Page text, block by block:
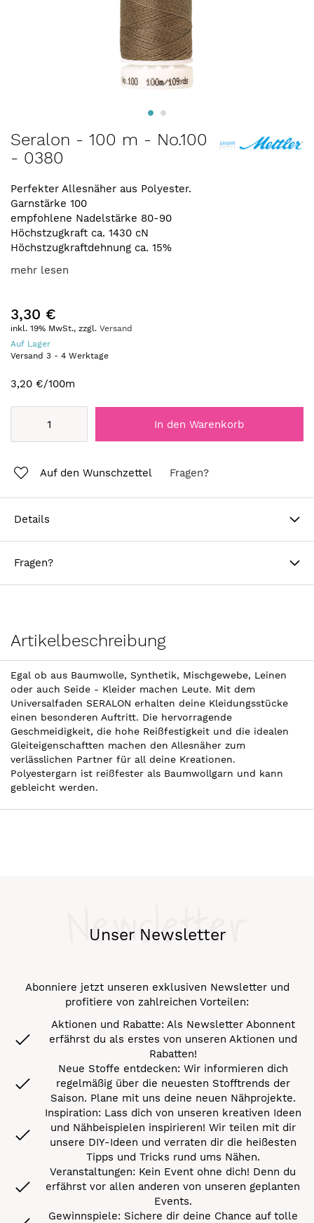
Anfang
der
springen
Seralon - 100 m - No.100
- 0380
Perfekter Allesnäher aus Polyester.
Garnstärke 100
empfohlene Nadelstärke 80-90
Höchstzugkraft ca. 1430 cN
Höchstzugkraftdehnung ca. 15%
mehr lesen
3,30 €
inkl. 19% MwSt., zzgl. Versand
Auf Lager
Versand 3 - 4 Werktage
3,20 €/100m
In den Warenkorb
Auf den Wunschzettel Fragen?
Details
Fragen?
Artikelbeschreibung
Egal ob aus Baumwolle, Synthetik, Mischgewebe, Leinen
oder auch Seide - Kleider machen Leute. Mit dem
Universalfaden SERALON erhalten deine Kleidungsstücke
einen besonderen Auftritt. Die hervorragende
Geschmeidigkeit, die hohe Reißfestigkeit und die idealen
Gleiteigenschaftten machen den Allesnäher zum
verlässlichen Partner für all deine Kreationen.
Polyestergarn ist reißfester als Baumwollgarn und kann
gebleicht werden.
Unser Newsletter
Newsletter
Abonniere jetzt unseren exklusiven Newsletter und
profitiere von zahlreichen Vorteilen:
Aktionen und Rabatte: Als Newsletter Abonnent
erfährst du als erstes von unseren Aktionen und
Rabatten!
Neue Stoffe entdecken: Wir informieren dich
regelmäßig über die neuesten Stofftrends der
Saison. Plane mit uns deine neuen Nähprojekte.
Inspiration: Lass dich von unseren kreativen Ideen
und Nähbeispielen inspirieren! Wir teilen mit dir
unsere DIY-Ideen und verraten dir die heißesten
Tipps und Tricks rund ums Nähen.
Veranstaltungen: Kein Event ohne dich! Denn du
erfährst vor allen anderen von unseren geplanten
Events.
Gewinnspiele: Sichere dir deine Chance auf tolle